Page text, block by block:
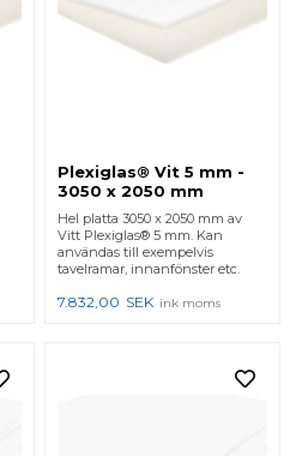
Plexiglas® Vit 5 mm -
3050 x 2050 mm
Hel platta 3050 x 2050 mm av
Vitt Plexiglas® 5 mm. Kan
användas till exempelvis
tavelramar, innanfönster etc.
7.832,00 SEK ink moms